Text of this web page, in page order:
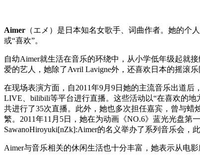
Aimer （エメ）是日本知名女歌手、词曲作者。她的个
或“喜欢”。
自幼Aimer就生活在音乐的环绕中，从小学低年级起就
爱的艺人，她除了Avril Lavigne外，还喜欢日本的摇滚乐
在现场表演方面，自2011年9月9日她的主流音乐出道后
LIVE、bilibili等平台进行直播。这些活动以“在喜欢的地
共进行了35次直播。此外，她也多次担任嘉宾，曾与蜡
繁。2011年11月5日，她在为动画《NO.6》蓝光光盘
SawanoHiroyuki[nZk]:Aimer的名义举办了系列音乐会，
Aimer与音乐相关的休闲生活也十分丰富，她表示从电